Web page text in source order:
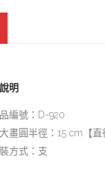
明
編號：D-920
畫圓半徑：15 cm【直
方式：支